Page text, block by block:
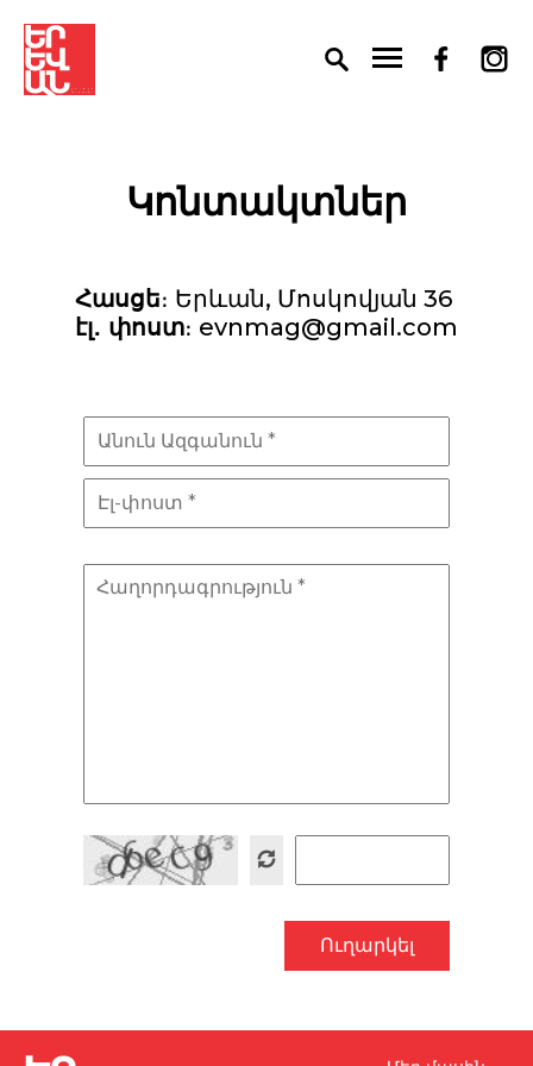
This page can't load Google Maps correctly.
Կոնտակտներ
Հասցե։ Երևան, Մոսկովյան 36
էլ․ փոստ։ evnmag@gmail.com